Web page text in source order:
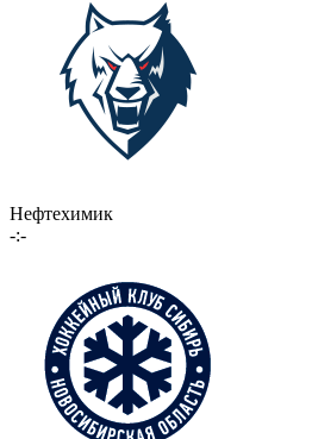
Нефтехимик
-:-